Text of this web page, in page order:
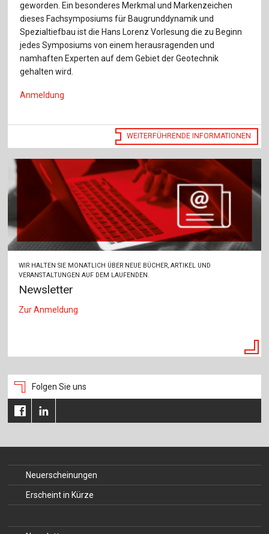
geworden. Ein besonderes Merkmal und Markenzeichen
dieses Fachsymposiums für Baugrunddynamik und
Spezialtiefbau ist die Hans Lorenz Vorlesung die zu Beginn
jedes Symposiums von einem herausragenden und
namhaften Experten auf dem Gebiet der Geotechnik
gehalten wird.
Anmeldung
WEITERFÜHRENDE INFORMATIONEN
WIR HALTEN SIE MONATLICH ÜBER NEUE BÜCHER, ARTIKEL UND
VERANSTALTUNGEN AUF DEM LAUFENDEN.
Newsletter
Zur Anmeldung
Folgen Sie uns
Neuerscheinungen
Erscheint in Kürze